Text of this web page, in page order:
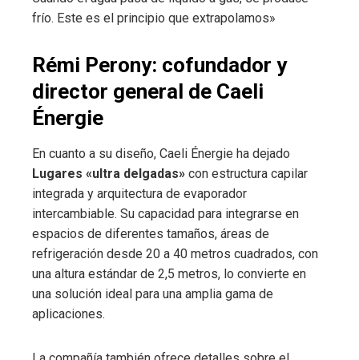
frío. Este es el principio que extrapolamos»
Rémi Perony: cofundador y
director general de Caeli
Énergie
En cuanto a su diseño, Caeli Énergie ha dejado
Lugares «ultra delgadas» con estructura capilar
integrada y arquitectura de evaporador
intercambiable. Su capacidad para integrarse en
espacios de diferentes tamaños, áreas de
refrigeración desde 20 a 40 metros cuadrados, con
una altura estándar de 2,5 metros, lo convierte en
una solución ideal para una amplia gama de
aplicaciones.